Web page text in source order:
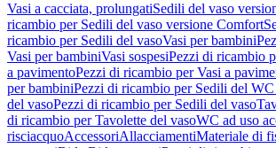
Vasi a cacciata, prolungatiSedili del vaso
ricambio per Sedili del vaso versione Comfort
ricambio per Sedili del vasoVasi per bambini
Vasi per bambiniVasi sospesiPezzi di ricambio
a pavimentoPezzi di ricambio per Vasi a
per bambiniPezzi di ricambio per Sedili del
del vasoPezzi di ricambio per Sedili del vaso
di ricambio per Tavolette del vasoWC ad uso
risciacquoAccessoriAllacciamentiMateriale di